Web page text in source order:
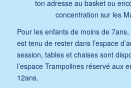
ton adresse au basket ou
concentration sur les
Pour les enfants de moins de
est tenu de rester dans l’espace
session, tables et chaises sont
l’espace Trampolines réservé aux
12ans.